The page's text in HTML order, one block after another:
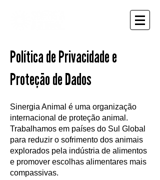
Política de Privacidade e
Proteção de Dados
Sinergia Animal é uma organização
internacional de proteção animal.
Trabalhamos em países do Sul Global
para reduzir o sofrimento dos animais
explorados pela indústria de alimentos
e promover escolhas alimentares mais
compassivas.